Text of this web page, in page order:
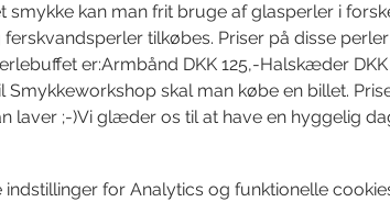
smykke kan man frit bruge af glasperler i
tilkøbes. Priser på disse
er:Armbånd DKK 125,-Halskæder
Smykkeworkshop skal man købe en billet.
laver ;-)Vi glæder os til at have en hyggelig
for Analytics og funktionelle